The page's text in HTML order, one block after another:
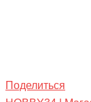
Поделиться